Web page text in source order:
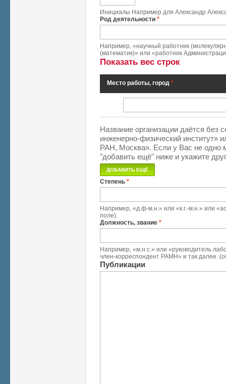
Инициалы Например для Александр
Род деятельности *
Например, «научный работник
(математик)» или «работник
Показать вес строк
Место работы, город *
Название организации даётся без
инженерно-физический институт»
РАН, Москва». Если у Вас не одно
"добавить ещё" ниже и укажите
Степень *
Например, «д.ф-м.н.» или «к.г.-м.н.» или
поле).
Должность, звание *
Например, «м.н.с.» или «руководитель
член-корреспондент РАМН» и так далее.
Публикации